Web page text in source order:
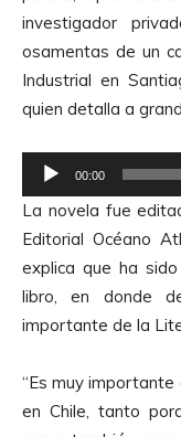
investigador
osamentas de un
Industrial en
quien detalla a
e
p
r
o
d
u
o
00:00
La novela fue
Editorial Océano
explica que ha
libro, en donde
importante de la
“Es muy
en Chile, tanto